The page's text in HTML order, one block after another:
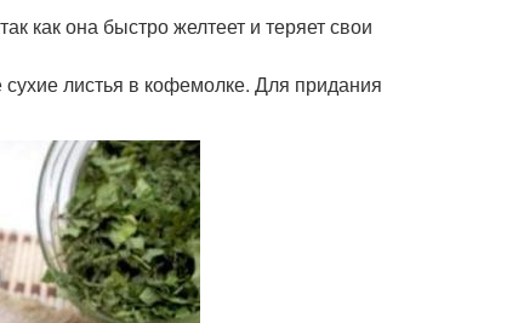
как она быстро желтеет и теряет свои
листья в кофемолке. Для придания